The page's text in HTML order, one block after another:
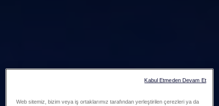
Web sitemiz, bizim veya iş ortaklarımız tarafından yerleştirilen çerezleri ya da
Kabul Etmeden Devam Et